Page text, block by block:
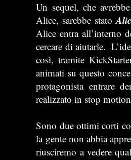
Un sequel, che
Alice, sarebbe stato
Alice entra all’interno
cercare di aiutarle.
così, tramite
animati su questo
protagonista entrare
realizzato in stop
Sono due ottimi corti
la gente non abbia
riusciremo a vedere